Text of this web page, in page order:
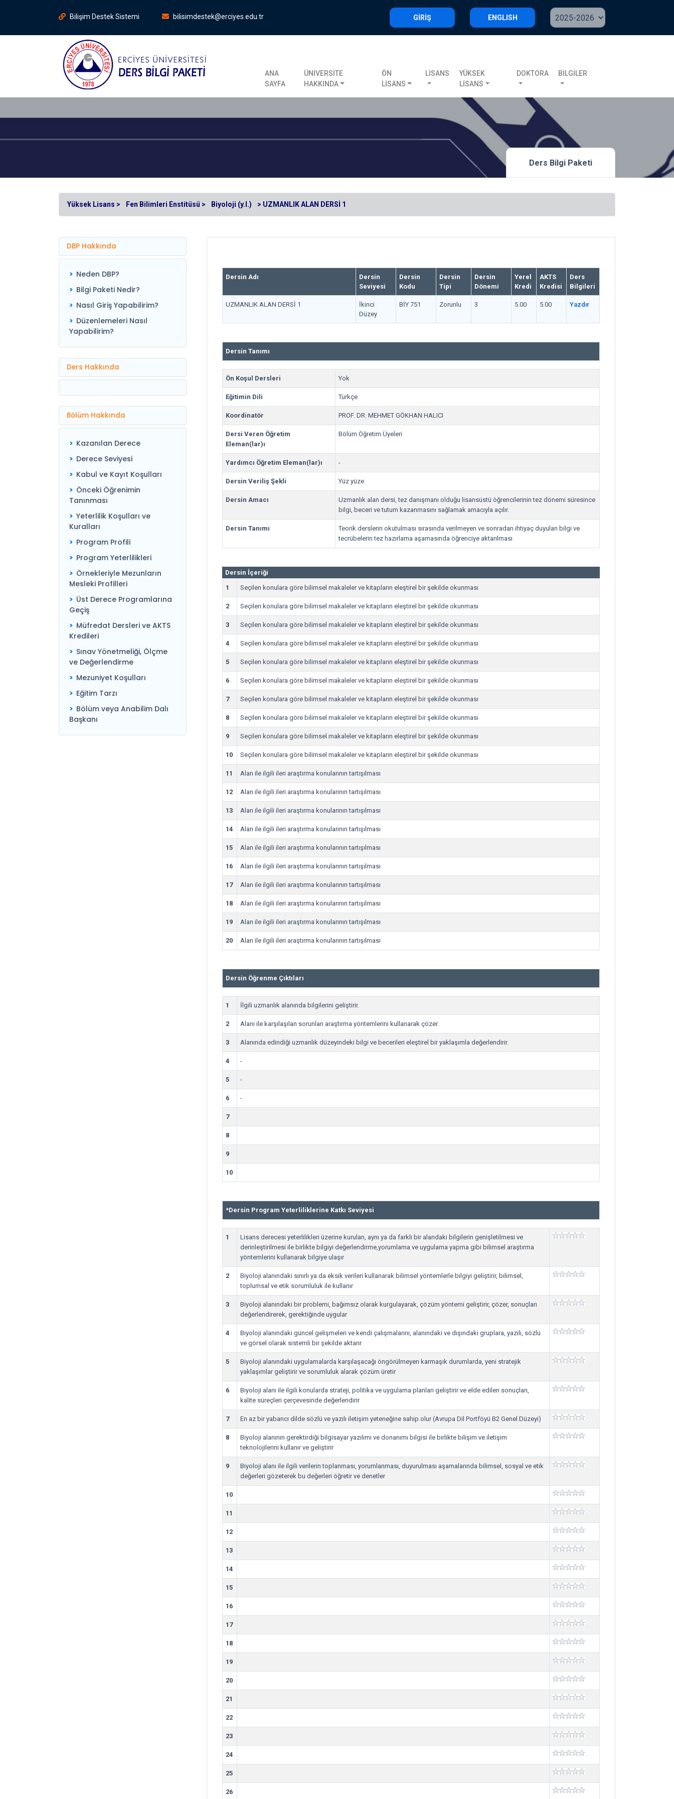
Bilişim Destek Sistemi bilisimdestek@erciyes.edu.tr ENGLISH
GİRİŞ
ANA
SAYFA
ÜNİVERSİTE
HAKKINDA
ÖN
LİSANS
LİSANS
YÜKSEK
LİSANS
DOKTORA BİLGİLER
Ders Bilgi Paketi
Yüksek Lisans > Fen Bilimleri Enstitüsü > Biyoloji (y.l.) > UZMANLIK ALAN DERSİ 1
DBP Hakkında
Neden DBP?
Bilgi Paketi Nedir?
Nasıl Giriş Yapabilirim?
Düzenlemeleri Nasıl
Yapabilirim?
Ders Hakkında
Bölüm Hakkında
Kazanılan Derece
Derece Seviyesi
Kabul ve Kayıt Koşulları
Önceki Öğrenimin
Tanınması
Yeterlilik Koşulları ve
Kuralları
Program Profili
Program Yeterlilikleri
Örnekleriyle Mezunların
Mesleki Profilleri
Üst Derece Programlarına
Geçiş
Müfredat Dersleri ve AKTS
Kredileri
Sınav Yönetmeliği, Ölçme
ve Değerlendirme
Mezuniyet Koşulları
Eğitim Tarzı
Bölüm veya Anabilim Dalı
Başkanı
Dersin Adı
Dersin
Seviyesi
Dersin
Kodu
Dersin
Tipi
Dersin
Dönemi
Yerel
Kredi
AKTS
Kredisi
Ders
Bilgileri
UZMANLIK ALAN DERSİ 1
İkinci
Düzey
BİY 751 Zorunlu 3 5.00 5.00 Yazdır
Dersin Tanımı
Ön Koşul Dersleri Yok
Eğitimin Dili Türkçe
Koordinatör PROF. DR. MEHMET GÖKHAN HALICI
Dersi Veren Öğretim
Eleman(lar)ı
Bölüm Öğretim Üyeleri
Yardımcı Öğretim Eleman(lar)ı -
Dersin Veriliş Şekli Yüz yüze
Dersin Amacı
Uzmanlık alan dersi, tez danışmanı olduğu lisansüstü öğrencilerinin tez dönemi süresince
bilgi, beceri ve tutum kazanmasını sağlamak amacıyla açılır.
Dersin Tanımı
Teorik derslerin okutulması sırasında verilmeyen ve sonradan ihtiyaç duyulan bilgi ve
tecrübelerin tez hazırlama aşamasında öğrenciye aktarılması
Dersin İçeriği
1
Seçilen konulara göre bilimsel makaleler ve kitapların eleştirel bir şekilde okunması
2 Seçilen konulara göre bilimsel makaleler ve kitapların eleştirel bir şekilde okunması
3 Seçilen konulara göre bilimsel makaleler ve kitapların eleştirel bir şekilde okunması
4 Seçilen konulara göre bilimsel makaleler ve kitapların eleştirel bir şekilde okunması
5 Seçilen konulara göre bilimsel makaleler ve kitapların eleştirel bir şekilde okunması
6 Seçilen konulara göre bilimsel makaleler ve kitapların eleştirel bir şekilde okunması
7 Seçilen konulara göre bilimsel makaleler ve kitapların eleştirel bir şekilde okunması
8 Seçilen konulara göre bilimsel makaleler ve kitapların eleştirel bir şekilde okunması
9 Seçilen konulara göre bilimsel makaleler ve kitapların eleştirel bir şekilde okunması
10 Seçilen konulara göre bilimsel makaleler ve kitapların eleştirel bir şekilde okunması
11 Alan ile ilgili ileri araştırma konularının tartışılması
12 Alan ile ilgili ileri araştırma konularının tartışılması
13 Alan ile ilgili ileri araştırma konularının tartışılması
14 Alan ile ilgili ileri araştırma konularının tartışılması
15 Alan ile ilgili ileri araştırma konularının tartışılması
16 Alan ile ilgili ileri araştırma konularının tartışılması
17 Alan ile ilgili ileri araştırma konularının tartışılması
18 Alan ile ilgili ileri araştırma konularının tartışılması
19 Alan ile ilgili ileri araştırma konularının tartışılması
20 Alan ile ilgili ileri araştırma konularının tartışılması
Dersin Öğrenme Çıktıları
1 İlgili uzmanlık alanında bilgilerini geliştirir.
2 Alanı ile karşılaşılan sorunları araştırma yöntemlerini kullanarak çözer.
3 Alanında edindiği uzmanlık düzeyindeki bilgi ve becerileri eleştirel bir yaklaşımla değerlendirir.
4 -
5 -
6 -
7
8
9
10
*Dersin Program Yeterliliklerine Katkı Seviyesi
1
Lisans derecesi yeterlilikleri üzerine kurulan, aynı ya da farklı bir alandaki bilgilerin genişletilmesi ve
derinleştirilmesi ile birlikte bilgiyi değerlendirme,yorumlama ve uygulama yapma gibi bilimsel araştırma
yöntemlerini kullanarak bilgiye ulaşır
2
Biyoloji alanındaki sınırlı ya da eksik verileri kullanarak bilimsel yöntemlerle bilgiyi geliştirir, bilimsel,
toplumsal ve etik sorumluluk ile kullanır
3
Biyoloji alanındaki bir problemi, bağımsız olarak kurgulayarak, çözüm yöntemi geliştirir, çözer, sonuçları
değerlendirerek, gerektiğinde uygular
4
Biyoloji alanındaki güncel gelişmeleri ve kendi çalışmalarını, alanındaki ve dışındaki gruplara, yazılı, sözlü
ve görsel olarak sistemli bir şekilde aktarır
5
Biyoloji alanındaki uygulamalarda karşılaşacağı öngörülmeyen karmaşık durumlarda, yeni stratejik
yaklaşımlar geliştirir ve sorumluluk alarak çözüm üretir
6
Biyoloji alanı ile ilgili konularda strateji, politika ve uygulama planları geliştirir ve elde edilen sonuçları,
kalite süreçleri çerçevesinde değerlendirir
7 En az bir yabancı dilde sözlü ve yazılı iletişim yeteneğine sahip olur (Avrupa Dil Portföyü B2 Genel Düzeyi)
8
Biyoloji alanının gerektirdiği bilgisayar yazılımı ve donanımı bilgisi ile birlikte bilişim ve iletişim
teknolojilerini kullanır ve geliştirir
9
Biyoloji alanı ile ilgili verilerin toplanması, yorumlanması, duyurulması aşamalarında bilimsel, sosyal ve etik
değerleri gözeterek bu değerleri öğretir ve denetler
10
11
12
13
14
15
16
17
18
19
20
21
22
23
24
25
26